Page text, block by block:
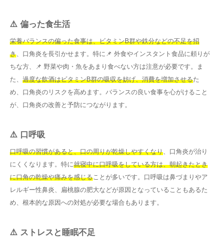
⚠️ 偏った食生活
栄養バランスの偏った食事は、ビタミンB群や鉄分などの不足を招
き、口角炎を長引かせます。特に📌 外食やインスタント食品に頼りが
ちな方、📌 野菜や肉・魚をあまり食べない方は注意が必要です。ま
た、 過度な飲酒はビタミンB群の吸収を妨げ、消費を増加させるた
め、口角炎のリスクを高めます。バランスの良い食事を心がけること
が、口角炎の改善と予防につながります。
⚠️ 口呼吸
口呼吸の習慣があると、口の周りが乾燥しやすくなり、口角炎が治り
にくくなります。特に就寝中に口呼吸をしている方は、朝起きたとき
に口角の乾燥や痛みを感じることが多いです。口呼吸は鼻づまりやア
レルギー性鼻炎、扁桃腺の肥大などが原因となっていることもあるた
め、根本的な原因への対処が必要な場合もあります。
⚠️ ストレスと睡眠不足